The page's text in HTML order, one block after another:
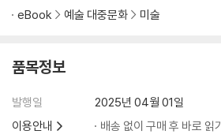
Rini’s Advice 색상 도구의 숨겨진 기능
레이어와 친해지기
레이어 도구 제스처 살펴보기
Rini’s Advice 캔버스 간 레이어 이동
eBook 예술 대중문화 미술
품목정보
발행일
2025년 04월 01일
이용안내
배송 없이 구매 후 바로 읽기